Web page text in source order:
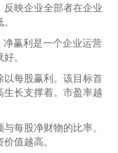
映企业全部者在企业
赢利是一个企业运营
。
每股赢利。该目标首
长支撑着。市盈率越
每股净财物的比率。
值越高。